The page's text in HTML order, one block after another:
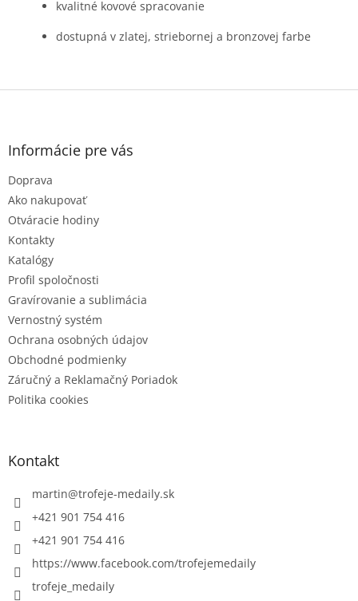
kvalitné kovové spracovanie
dostupná v zlatej, striebornej a bronzovej farbe
Z
Informácie pre vás
Doprava
Ako nakupovať
Otváracie hodiny
Kontakty
Katalógy
Profil spoločnosti
Gravírovanie a sublimácia
Vernostný systém
Ochrana osobných údajov
Obchodné podmienky
Záručný a Reklamačný Poriadok
Politika cookies
Kontakt
martin@trofeje-medaily.sk
+421 901 754 416
+421 901 754 416
https://www.facebook.com/trofejemedaily
trofeje_medaily